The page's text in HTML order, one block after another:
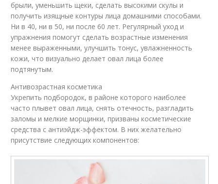
брыли, уменьшить щеки, сделать высокими скулы и
получить изящные контуры лица домашними способами.
Ни в 40, ни в 50, ни после 60 лет. Регулярный уход и
упражнения помогут сделать возрастные изменения
менее выраженными, улучшить тонус, увлажненность
кожи, что визуально делает овал лица более
подтянутым.
Антивозрастная косметика
Укрепить подбородок, в районе которого наиболее
часто плывет овал лица, снять отечность, разгладить
заломы и мелкие морщинки, призваны косметические
средства с антиэйдж-эффектом. В них желательно
присутствие следующих компонентов: